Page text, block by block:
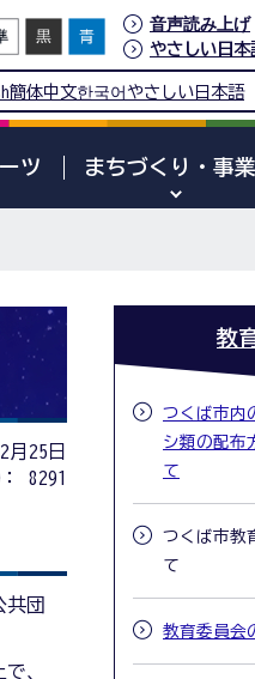
音声読み上げ
やさしい日本
簡体中文한국어 やさしい日本語
ツ まちづくり・事
月25日
8291
共団
、
教
つくば市内
シ類の配布
て
つくば市教
て
教育委員会